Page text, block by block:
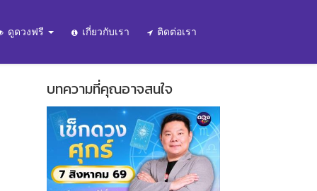
ดูดวงฟรี เกี่ยวกับเรา ติดต่อเรา
บทความที่คุณอาจสนใจ